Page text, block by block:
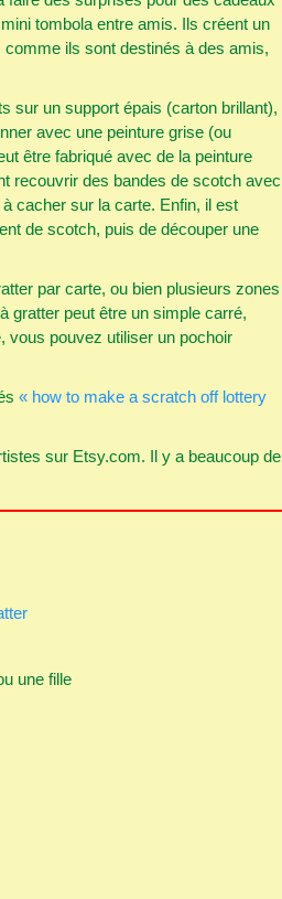
tombola entre amis. Ils créent un
ils sont destinés à des amis,
sur un support épais (carton brillant),
avec une peinture grise (ou
être fabriqué avec de la peinture
recouvrir des bandes de scotch avec
cacher sur la carte. Enfin, il est
de scotch, puis de découper une
par carte, ou bien plusieurs zones
gratter peut être un simple carré,
vous pouvez utiliser un pochoir
« how to make a scratch off lottery
sur Etsy.com. Il y a beaucoup de
une fille